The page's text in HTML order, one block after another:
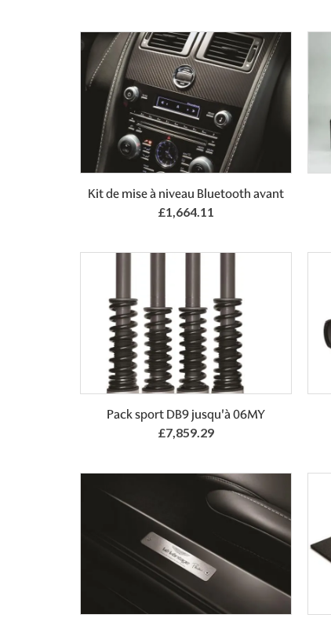
Kit de mise à niveau Bluetooth avant
£1,664.11
Pack sport DB9 jusqu'à 06MY
£7,859.29